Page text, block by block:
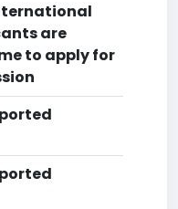
are
to apply for